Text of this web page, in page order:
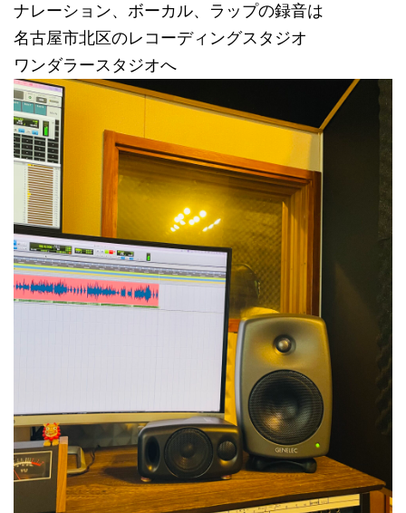
ナレーション、ボーカル、ラップの録音は
名古屋市北区のレコーディングスタジオ
ワンダラースタジオへ